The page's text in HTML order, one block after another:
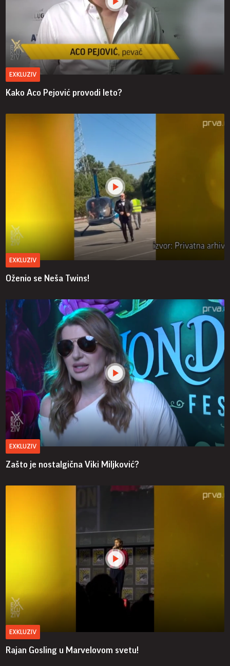
EXKLUZIV
Kako Aco Pejović provodi leto?
EXKLUZIV
Oženio se Neša Twins!
EXKLUZIV
Zašto je nostalgična Viki Miljković?
EXKLUZIV
Rajan Gosling u Marvelovom svetu!